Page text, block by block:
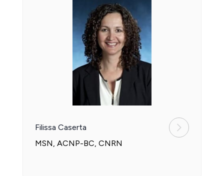
Filissa Caserta
MSN, ACNP-BC, CNRN